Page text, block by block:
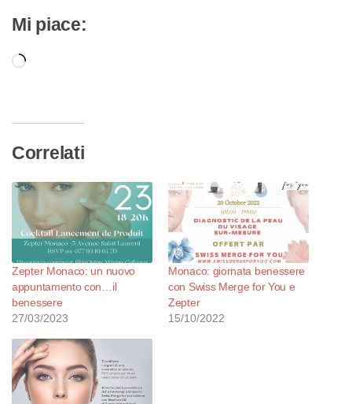
Mi piace:
Caricamento
Correlati
Zepter Monaco: un nuovo
appuntamento con…il
benessere
27/03/2023
Monaco: giornata benessere
con Swiss Merge for You e
Zepter
15/10/2022